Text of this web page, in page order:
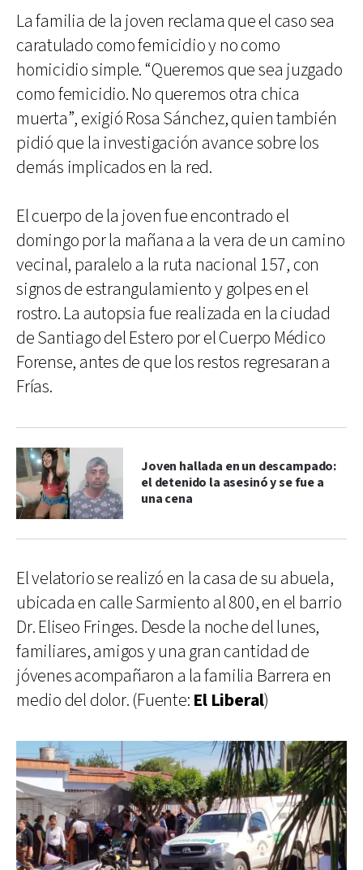
La familia de la joven reclama que el caso sea
caratulado como femicidio y no como
homicidio simple. “Queremos que sea juzgado
como femicidio. No queremos otra chica
muerta”, exigió Rosa Sánchez, quien también
pidió que la investigación avance sobre los
demás implicados en la red.
El cuerpo de la joven fue encontrado el
domingo por la mañana a la vera de un camino
vecinal, paralelo a la ruta nacional 157, con
signos de estrangulamiento y golpes en el
rostro. La autopsia fue realizada en la ciudad
de Santiago del Estero por el Cuerpo Médico
Forense, antes de que los restos regresaran a
Frías.
Joven hallada en un descampado:
el detenido la asesinó y se fue a
una cena
El velatorio se realizó en la casa de su abuela,
ubicada en calle Sarmiento al 800, en el barrio
Dr. Eliseo Fringes. Desde la noche del lunes,
familiares, amigos y una gran cantidad de
jóvenes acompañaron a la familia Barrera en
medio del dolor. (Fuente: El Liberal)